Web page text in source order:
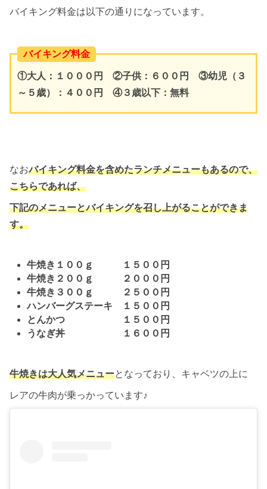
バイキング料金は以下の通りになっています。
バイキング料金
①大人：１０００円 ②子供：６００円 ③幼児（３
～５歳）：４００円 ④３歳以下：無料
なおバイキング料金を含めたランチメニューもあるので、
こちらであれば、
下記のメニューとバイキングを召し上がることができま
す。
牛焼き１００ｇ １５００円
牛焼き２００ｇ ２０００円
牛焼き３００ｇ ２５００円
ハンバーグステーキ １５００円
とんかつ １５００円
うなぎ丼 １６００円
牛焼きは大人気メニューとなっており、キャベツの上に
レアの牛肉が乗っかっています♪